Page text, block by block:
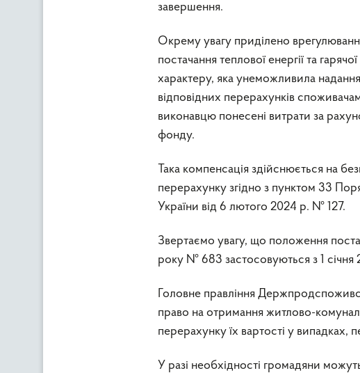
завершення.
Окрему увагу приділено
постачання теплової енергії та
характеру, яка унеможливила
відповідних перерахунків
виконавцю понесені витрати за
фонду.
Така компенсація здійснюється на
перерахунку згідно з пунктом 33
України від 6 лютого 2024 р. № 127.
Звертаємо увагу, що положення
року № 683 застосовуються з 1 січня
Головне правління
право на отримання житлово-
перерахунку їх вартості у випадках,
У разі необхідності громадяни